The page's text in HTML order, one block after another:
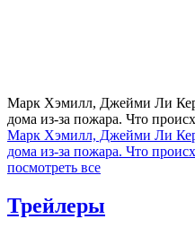
Марк Хэмилл, Джейми Ли
дома из-за пожара. Что
Марк Хэмилл, Джейми Ли
дома из-за пожара. Что
посмотреть все
Трейлеры